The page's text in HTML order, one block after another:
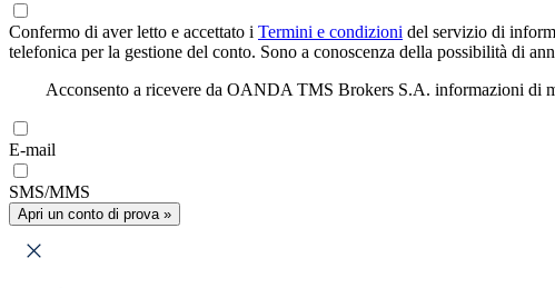
Confermo di aver letto e accettato i Termini e condizioni del servizio di
telefonica per la gestione del conto. Sono a conoscenza della possibilità di
Acconsento a ricevere da OANDA TMS Brokers S.A. informazioni di
E-mail
SMS/MMS
Apri un conto di prova »